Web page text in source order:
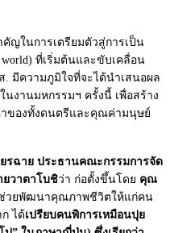
ในการเตรียมตัวสู่การเป็น
ที่เริ่มต้นและขับเคลื่อน
มีความภูมิใจที่จะได้นำเสนอผล
งานมหกรรมฯ ครั้งนี้ เพื่อสร้าง
ของทั้งดนตรีและคุณค่ามนุษย์
รฉาย ประธานคณะกรรมการจัด
ยวาตาโบชิว่า ก่อตั้งขึ้นโดย คุณ
วยพัฒนาคุณภาพชีวิตให้แก่คน
ได้เปรียบคนพิการเหมือนปุย